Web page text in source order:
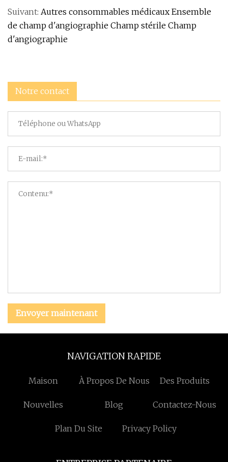
Suivant: Autres consommables médicaux Ensemble
de champ d'angiographie Champ stérile Champ
d'angiographie
Notre contact
Envoyer maintenant
NAVIGATION RAPIDE
Maison À Propos De Nous Des Produits
Nouvelles Blog Contactez-Nous
Plan Du Site Privacy Policy